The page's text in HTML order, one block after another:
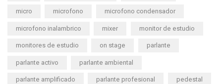
micro microfono microfono condensador
microfono inalambrico mixer monitor de estudio
monitores de estudio on stage parlante
parlante activo parlante ambiental
parlante amplificado parlante profesional pedestal